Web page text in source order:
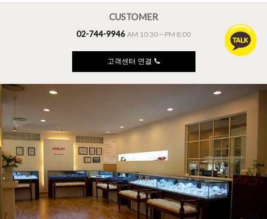
CUSTOMER
02-744-9946 AM 10:30 ~ PM 8:00
고객센터 연결